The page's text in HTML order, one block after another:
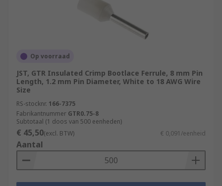
Op voorraad
JST, GTR Insulated Crimp Bootlace Ferrule, 8 mm Pin
Length, 1.2 mm Pin Diameter, White to 18 AWG Wire
Size
RS-stocknr. 166-7375
Fabrikantnummer GTR0.75-8
Subtotaal (1 doos van 500 eenheden)
€ 45,50(excl. BTW) € 0,091/eenheid
Aantal